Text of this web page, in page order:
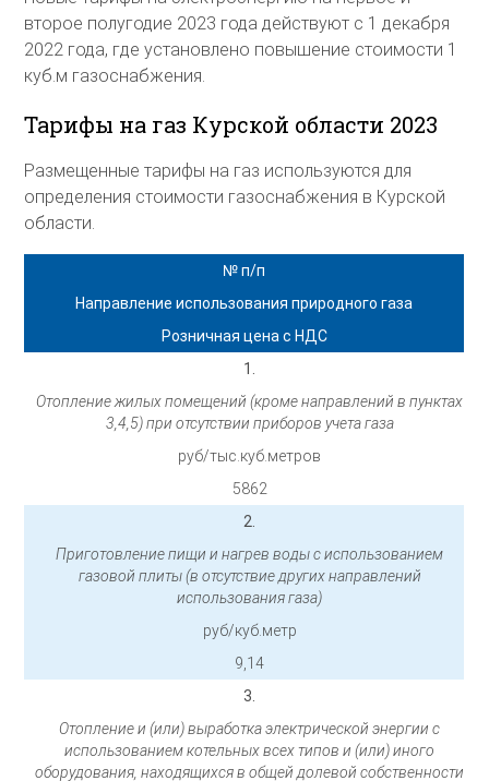
второе полугодие 2023 года действуют с 1 декабря
2022 года, где установлено повышение стоимости 1
куб.м газоснабжения.
Тарифы на газ Курской области 2023
Размещенные тарифы на газ используются для
определения стоимости газоснабжения в Курской
области.
№ п/п
Направление использования природного газа
Розничная цена с НДС
1.
Отопление жилых помещений (кроме направлений в пунктах
3,4,5) при отсутствии приборов учета газа
руб/тыс.куб.метров
5862
2.
Приготовление пищи и нагрев воды с использованием
газовой плиты (в отсутствие других направлений
использования газа)
руб/куб.метр
9,14
3.
Отопление и (или) выработка электрической энергии с
использованием котельных всех типов и (или) иного
оборудования, находящихся в общей долевой собственности